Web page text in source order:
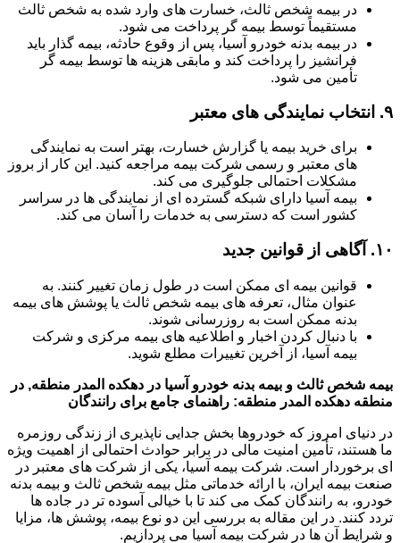
در بیمه شخص ثالث، خسارت های وارد شده به شخص ثالث
مستقیماً توسط بیمه گر پرداخت می شود.
در بیمه بدنه خودرو آسیا، پس از وقوع حادثه، بیمه گذار باید
فرانشیز را پرداخت کند و مابقی هزینه ها توسط بیمه گر
تأمین می شود.
۹. انتخاب نمایندگی های معتبر
برای خرید بیمه یا گزارش خسارت، بهتر است به نمایندگی
های معتبر و رسمی شرکت بیمه مراجعه کنید. این کار از بروز
مشکلات احتمالی جلوگیری می کند.
بیمه آسیا دارای شبکه گسترده ای از نمایندگی ها در سراسر
کشور است که دسترسی به خدمات را آسان می کند.
۱۰. آگاهی از قوانین جدید
قوانین بیمه ای ممکن است در طول زمان تغییر کنند. به
عنوان مثال، تعرفه های بیمه شخص ثالث یا پوشش های بیمه
بدنه ممکن است به روزرسانی شوند.
با دنبال کردن اخبار و اطلاعیه های بیمه مرکزی و شرکت
بیمه آسیا، از آخرین تغییرات مطلع شوید.
بیمه شخص ثالث و بیمه بدنه خودرو آسیا در دهکده المدر منطقه, در
منطقه دهکده المدر منطقه: راهنمای جامع برای رانندگان
در دنیای امروز که خودروها بخش جدایی ناپذیری از زندگی روزمره
ما هستند، تأمین امنیت مالی در برابر حوادث احتمالی از اهمیت ویژه
ای برخوردار است. شرکت بیمه آسیا، یکی از شرکت های معتبر در
صنعت بیمه ایران، با ارائه خدماتی مثل بیمه شخص ثالث و بیمه بدنه
خودرو، به رانندگان کمک می کند تا با خیالی آسوده تر در جاده ها
تردد کنند. در این مقاله به بررسی این دو نوع بیمه، پوشش ها، مزایا
و شرایط آن ها در شرکت بیمه آسیا می پردازیم.